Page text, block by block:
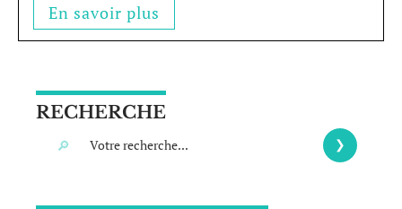
En savoir plus
RECHERCHE